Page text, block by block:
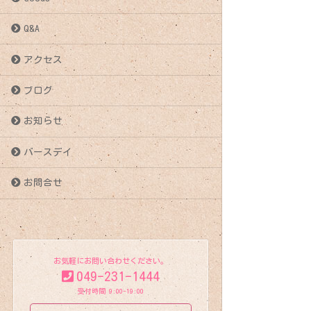
Q&A
アクセス
ブログ
お知らせ
バースデイ
お問合せ
お気軽にお問い合わせください。
049-231-1444
受付時間 9:00-19:00